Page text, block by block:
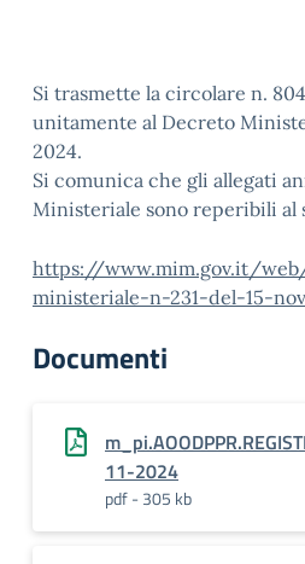
Si trasmette la circolare n.
unitamente al Decreto
2024.
Si comunica che gli allegati
Ministeriale sono reperibili al
https://www.mim.gov.it/
ministeriale-n-231-del-15-
Documenti
11-2024
pdf - 305 kb